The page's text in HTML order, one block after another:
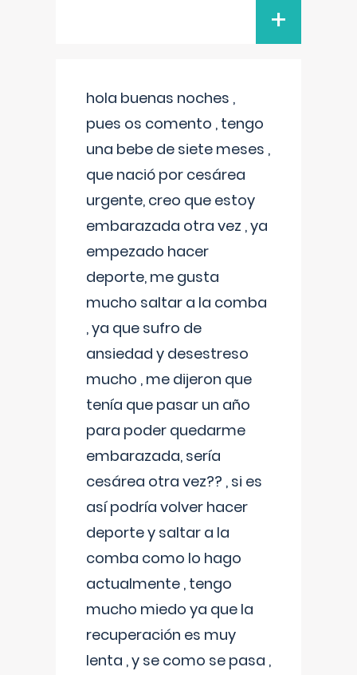
+
hola buenas noches ,
pues os comento , tengo
una bebe de siete meses ,
que nació por cesárea
urgente, creo que estoy
embarazada otra vez , ya
empezado hacer
deporte, me gusta
mucho saltar a la comba
, ya que sufro de
ansiedad y desestreso
mucho , me dijeron que
tenía que pasar un año
para poder quedarme
embarazada, sería
cesárea otra vez?? , si es
así podría volver hacer
deporte y saltar a la
comba como lo hago
actualmente , tengo
mucho miedo ya que la
recuperación es muy
lenta , y se como se pasa ,